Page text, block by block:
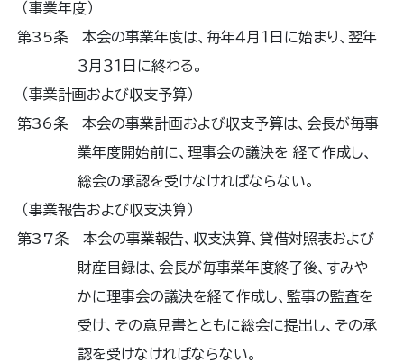
（事業年度）
第35条 本会の事業年度は、毎年４月１日に始まり、翌年
３月３１日に終わる。
（事業計画および収支予算）
第36条 本会の事業計画および収支予算は、会長が毎事
業年度開始前に、理事会の議決を 経て作成し、
総会の承認を受けなければならない。
（事業報告および収支決算）
第37条 本会の事業報告、収支決算、貸借対照表および
財産目録は、会長が毎事業年度終了後、すみや
かに理事会の議決を経て作成し、監事の監査を
受け、その意見書とともに総会に提出し、その承
認を受けなければならない。